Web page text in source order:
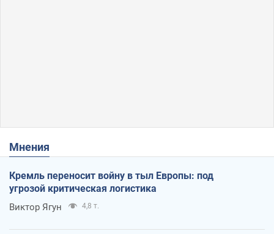
Мнения
Кремль переносит войну в тыл Европы: под
угрозой критическая логистика
Виктор Ягун 4,8 т.